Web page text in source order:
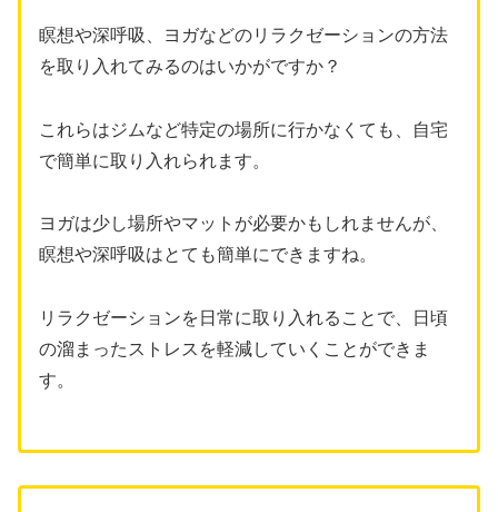
瞑想や深呼吸、ヨガなどのリラクゼーションの方法
を取り入れてみるのはいかがですか？
これらはジムなど特定の場所に行かなくても、自宅
で簡単に取り入れられます。
ヨガは少し場所やマットが必要かもしれませんが、
瞑想や深呼吸はとても簡単にできますね。
リラクゼーションを日常に取り入れることで、日頃
の溜まったストレスを軽減していくことができま
す。